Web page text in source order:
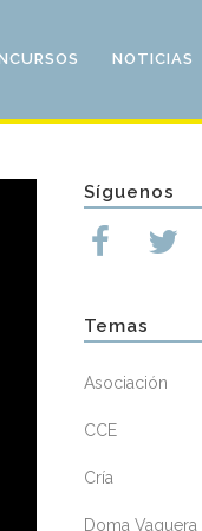
NOTICIAS
Síguenos
Temas
Asociación
CCE
Cría
Doma Vaquera